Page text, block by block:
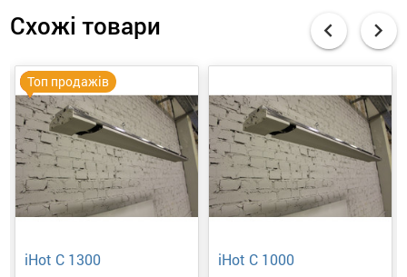
Схожі товари chevron_left
Суперціна
Топ продажів
iHot C 1300 iHot C 1000
chevron_right